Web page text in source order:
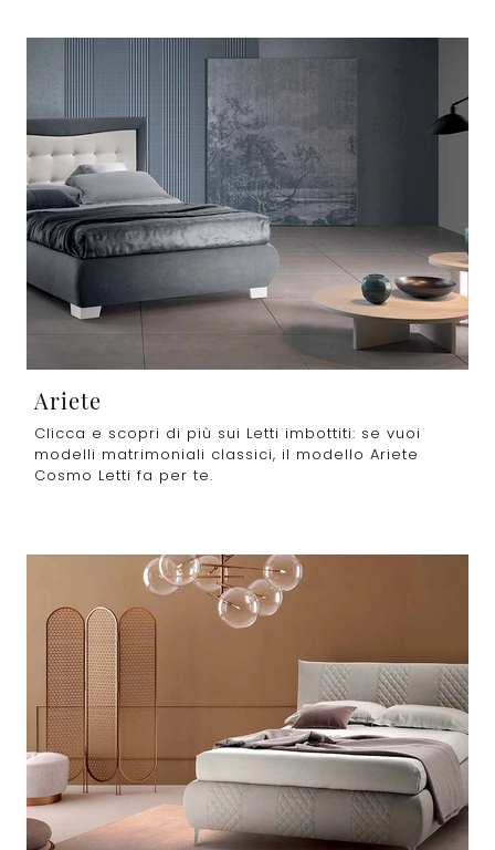
Ariete
Clicca e scopri di più sui Letti imbottiti: se vuoi
modelli matrimoniali classici, il modello Ariete
Cosmo Letti fa per te.